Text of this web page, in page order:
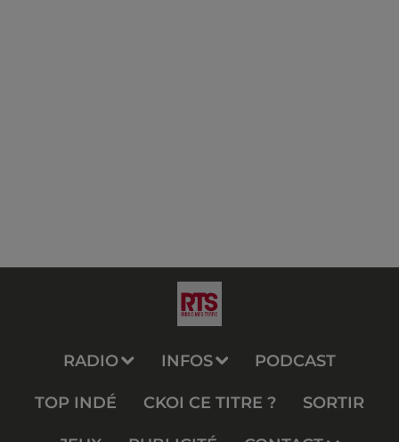
RADIO INFOS PODCAST
TOP INDÉ CKOI CE TITRE ? SORTIR